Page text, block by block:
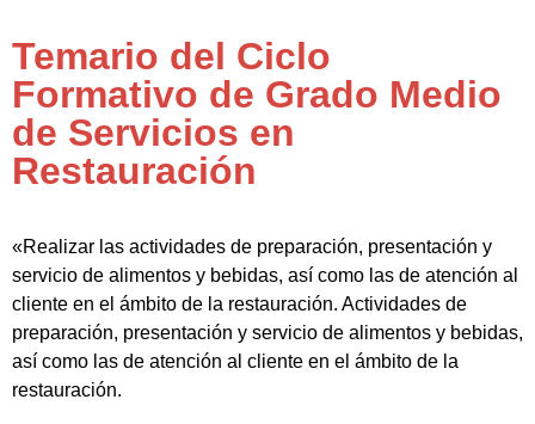
Temario del Ciclo
Formativo de Grado Medio
de Servicios en
Restauración
«Realizar las actividades de preparación, presentación y
servicio de alimentos y bebidas, así como las de atención al
cliente en el ámbito de la restauración. Actividades de
preparación, presentación y servicio de alimentos y bebidas,
así como las de atención al cliente en el ámbito de la
restauración.